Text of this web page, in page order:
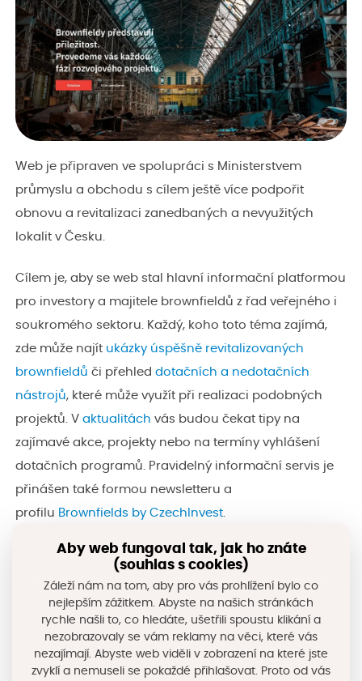
Web je připraven ve spolupráci s Ministerstvem
průmyslu a obchodu s cílem ještě více podpořit
obnovu a revitalizaci zanedbaných a nevyužitých
lokalit v Česku.
Cílem je, aby se web stal hlavní informační platformou
pro investory a majitele brownfieldů z řad veřejného i
soukromého sektoru. Každý, koho toto téma zajímá,
zde může najít ukázky úspěšně revitalizovaných
brownfieldů či přehled dotačních a nedotačních
nástrojů, které může využít při realizaci podobných
projektů. V aktualitách vás budou čekat tipy na
zajímavé akce, projekty nebo na termíny vyhlášení
dotačních programů. Pravidelný informační servis je
přinášen také formou newsletteru a
profilu Brownfields by CzechInvest
Součástí webu je iNárodní databáze brownfieldů
Zajímají vás další čísla o počtech brownfieldů napříč
regiony ČR? Pak se určitě podívejte nanejnovější
statistiku
Aby web fungoval tak, jak ho znáte
(souhlas s cookies)
Záleží nám na tom, aby pro vás prohlížení bylo co
nejlepším zážitkem. Abyste na našich stránkách
rychle našli to, co hledáte, ušetřili spoustu klikání a
nezobrazovaly se vám reklamy na věci, které vás
nezajímají. Abyste web viděli v zobrazení na které jste
zvyklí a nemuseli se pokaždé přihlašovat. Proto od vás